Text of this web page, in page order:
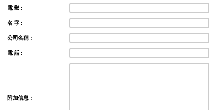
電 郵 :
名 字 :
公司名稱 :
電 話 :
附加信息 :